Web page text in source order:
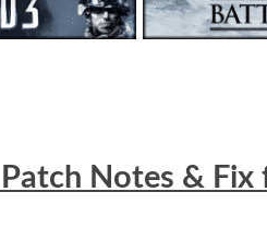
Notes &